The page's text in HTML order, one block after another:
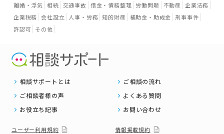
離婚・浮気 相続 交通事故 借金・債務整理 労働問題 不動産 企業法務
企業税務 会社設立 人事・労務 知的財産 補助金・助成金 刑事事件
許認可 その他
相談サポートとは
ご相談の流れ
ご相談者様の声
よくある質問
お役立ち記事
お問い合わせ
ユーザー利用規約 情報掲載規約